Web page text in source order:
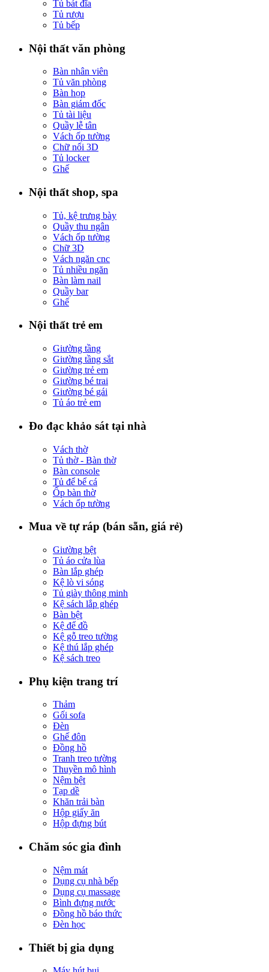
Tủ bát đĩa
Tủ rượu
Tủ bếp
Nội thất văn phòng
Bàn nhân viên
Tủ văn phòng
Bàn họp
Bàn giám đốc
Tủ tài liệu
Quầy lễ tân
Vách ốp tường
Chữ nổi 3D
Tủ locker
Ghế
Nội thất shop, spa
Tủ, kệ trưng bày
Quầy thu ngân
Vách ốp tường
Chữ 3D
Vách ngăn cnc
Tủ nhiều ngăn
Bàn làm nail
Quầy bar
Ghế
Nội thất trẻ em
Giường tầng
Giường tầng sắt
Giường trẻ em
Giường bé trai
Giường bé gái
Tủ áo trẻ em
Đo đạc khảo sát tại nhà
Vách thờ
Tủ thờ - Bàn thờ
Bàn console
Tủ để bể cá
Ốp bàn thờ
Vách ốp tường
Mua về tự ráp (bán sẵn, giá rẻ)
Giường bệt
Tủ áo cửa lùa
Bàn lắp ghép
Kệ lò vi sóng
Tủ giày thông minh
Kệ sách lắp ghép
Bàn bệt
Kệ để đồ
Kệ gỗ treo tường
Kệ thú lắp ghép
Kệ sách treo
Phụ kiện trang trí
Thảm
Gối sofa
Đèn
Ghế đôn
Đồng hồ
Tranh treo tường
Thuyền mô hình
Nệm bệt
Tạp dề
Khăn trải bàn
Hộp giấy ăn
Hộp đựng bút
Chăm sóc gia đình
Nệm mát
Dụng cụ nhà bếp
Dụng cụ massage
Bình đựng nước
Đồng hồ báo thức
Đèn học
Thiết bị gia dụng